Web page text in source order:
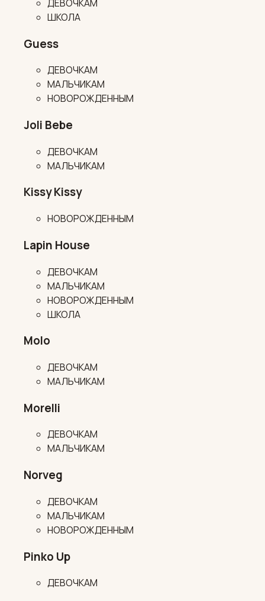
ДЕВОЧКАМ
ШКОЛА
Guess
ДЕВОЧКАМ
МАЛЬЧИКАМ
НОВОРОЖДЕННЫМ
Joli Bebe
ДЕВОЧКАМ
МАЛЬЧИКАМ
Kissy Kissy
НОВОРОЖДЕННЫМ
Lapin House
ДЕВОЧКАМ
МАЛЬЧИКАМ
НОВОРОЖДЕННЫМ
ШКОЛА
Molo
ДЕВОЧКАМ
МАЛЬЧИКАМ
Morelli
ДЕВОЧКАМ
МАЛЬЧИКАМ
Norveg
ДЕВОЧКАМ
МАЛЬЧИКАМ
НОВОРОЖДЕННЫМ
Pinko Up
ДЕВОЧКАМ